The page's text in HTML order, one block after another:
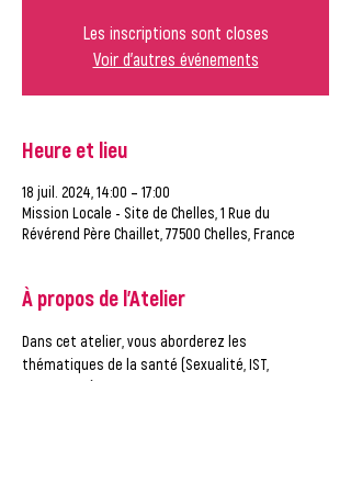
Les inscriptions sont closes
Voir d'autres événements
Heure et lieu
18 juil. 2024, 14:00 – 17:00
Mission Locale - Site de Chelles, 1 Rue du
Révérend Père Chaillet, 77500 Chelles, France
À propos de l'Atelier
Dans cet atelier, vous aborderez les
thématiques de la santé (Sexualité, IST,
Addiction…) et vous pourrez poser les questions